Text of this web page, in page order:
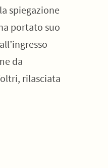
spiegazione
portato suo
da
rilasciata